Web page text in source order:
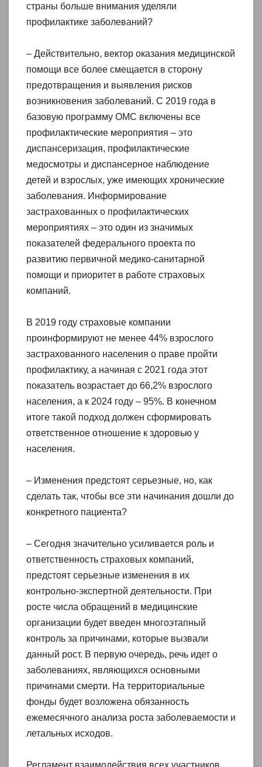
страны больше внимания уделяли
профилактике заболеваний?
– Действительно, вектор оказания медицинской
помощи все более смещается в сторону
предотвращения и выявления рисков
возникновения заболеваний. С 2019 года в
базовую программу ОМС включены все
профилактические мероприятия – это
диспансеризация, профилактические
медосмотры и диспансерное наблюдение
детей и взрослых, уже имеющих хронические
заболевания. Информирование
застрахованных о профилактических
мероприятиях – это один из значимых
показателей федерального проекта по
развитию первичной медико-санитарной
помощи и приоритет в работе страховых
компаний.
В 2019 году страховые компании
проинформируют не менее 44% взрослого
застрахованного населения о праве пройти
профилактику, а начиная с 2021 года этот
показатель возрастает до 66,2% взрослого
населения, а к 2024 году – 95%. В конечном
итоге такой подход должен сформировать
ответственное отношение к здоровью у
населения.
– Изменения предстоят серьезные, но, как
сделать так, чтобы все эти начинания дошли до
конкретного пациента?
– Сегодня значительно усиливается роль и
ответственность страховых компаний,
предстоят серьезные изменения в их
контрольно-экспертной деятельности. При
росте числа обращений в медицинские
организации будет введен многоэтапный
контроль за причинами, которые вызвали
данный рост. В первую очередь, речь идет о
заболеваниях, являющихся основными
причинами смерти. На территориальные
фонды будет возложена обязанность
ежемесячного анализа роста заболеваемости и
летальных исходов.
Регламент взаимодействия всех участников